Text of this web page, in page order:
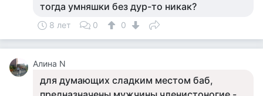
тогда умняшки без дур-то никак?
8 лет 0 0
Алина N
для думающих сладким местом баб,